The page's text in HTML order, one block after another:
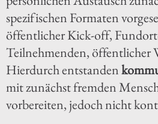
spezifischen Formaten
öffentlicher Kick-off,
Teilnehmenden, öffentlicher
Hierdurch entstanden
mit zunächst fremden
vorbereiten, jedoch nicht